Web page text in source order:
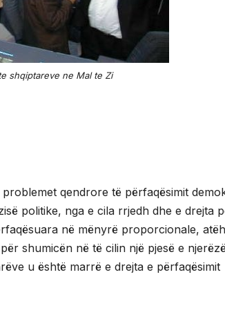
shqiptareve ne Mal te Zi
qendrore të përfaqësimit
politike, nga e cila rrjedh dhe e drejta
në mënyrë proporcionale,
shumicën në të cilin një pjesë e
u është marrë e drejta e përfaqësimit